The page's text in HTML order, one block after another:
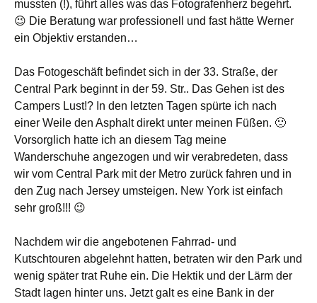
mussten (!), führt alles was das Fotografenherz begehrt.
😉 Die Beratung war professionell und fast hätte Werner
ein Objektiv erstanden…
Das Fotogeschäft befindet sich in der 33. Straße, der
Central Park beginnt in der 59. Str.. Das Gehen ist des
Campers Lust!? In den letzten Tagen spürte ich nach
einer Weile den Asphalt direkt unter meinen Füßen. 🙁
Vorsorglich hatte ich an diesem Tag meine
Wanderschuhe angezogen und wir verabredeten, dass
wir vom Central Park mit der Metro zurück fahren und in
den Zug nach Jersey umsteigen. New York ist einfach
sehr groß!!! 😉
Nachdem wir die angebotenen Fahrrad- und
Kutschtouren abgelehnt hatten, betraten wir den Park und
wenig später trat Ruhe ein. Die Hektik und der Lärm der
Stadt lagen hinter uns. Jetzt galt es eine Bank in der